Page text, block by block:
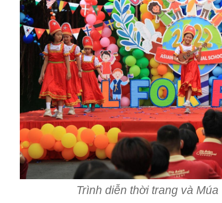
Trình diễn thời trang và